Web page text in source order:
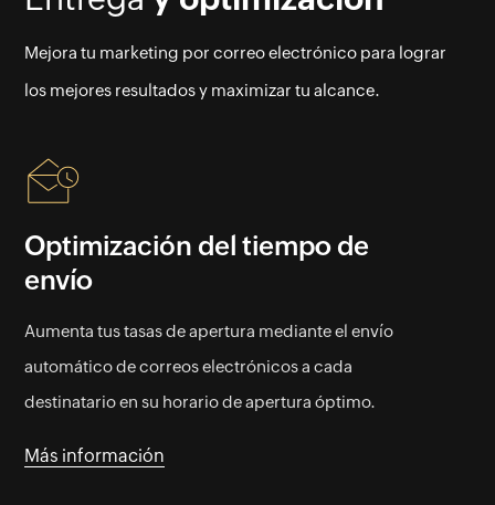
Mejora tu marketing por correo electrónico para lograr
los mejores resultados y maximizar tu alcance.
Optimización del tiempo de
envío
Aumenta tus tasas de apertura mediante el envío
automático de correos electrónicos a cada
destinatario en su horario de apertura óptimo.
Más información